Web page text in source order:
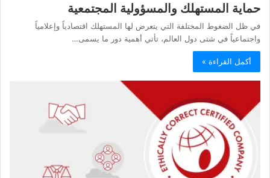
حماية المستهلك والمسؤولية المجتمعية
في ظل الضغوط المختلفة التي يتعرض لها المستهلك اقتصادياً وإعلامياً
واجتماعياً في شتى دول العالم، تأتي أهمية دور ما يسمى…
أكمل القراءة »